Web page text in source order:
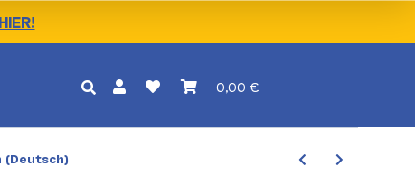
HIER!
0,00 €
(Deutsch)